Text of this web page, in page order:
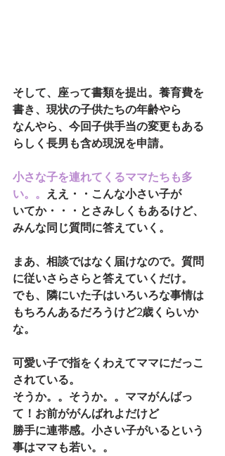
そして、座って書類を提出。養育費を
書き、現状の子供たちの年齢やら
なんやら、今回子供手当の変更もある
らしく長男も含め現況を申請。
小さな子を連れてくるママたちも多
い。。 ええ・・こんな小さい子が
いてか・・・とさみしくもあるけど、
みんな同じ質問に答えていく。
まあ、相談ではなく届けなので。質問
に従いさらさらと答えていくだけ。
でも、隣にいた子はいろいろな事情は
もちろんあるだろうけど2歳くらいか
な。
可愛い子で指をくわえてママにだっこ
されている。
そうか。。そうか。。ママがんばっ
て！お前ががんばれよだけど
勝手に連帯感。小さい子がいるという
事はママも若い。。